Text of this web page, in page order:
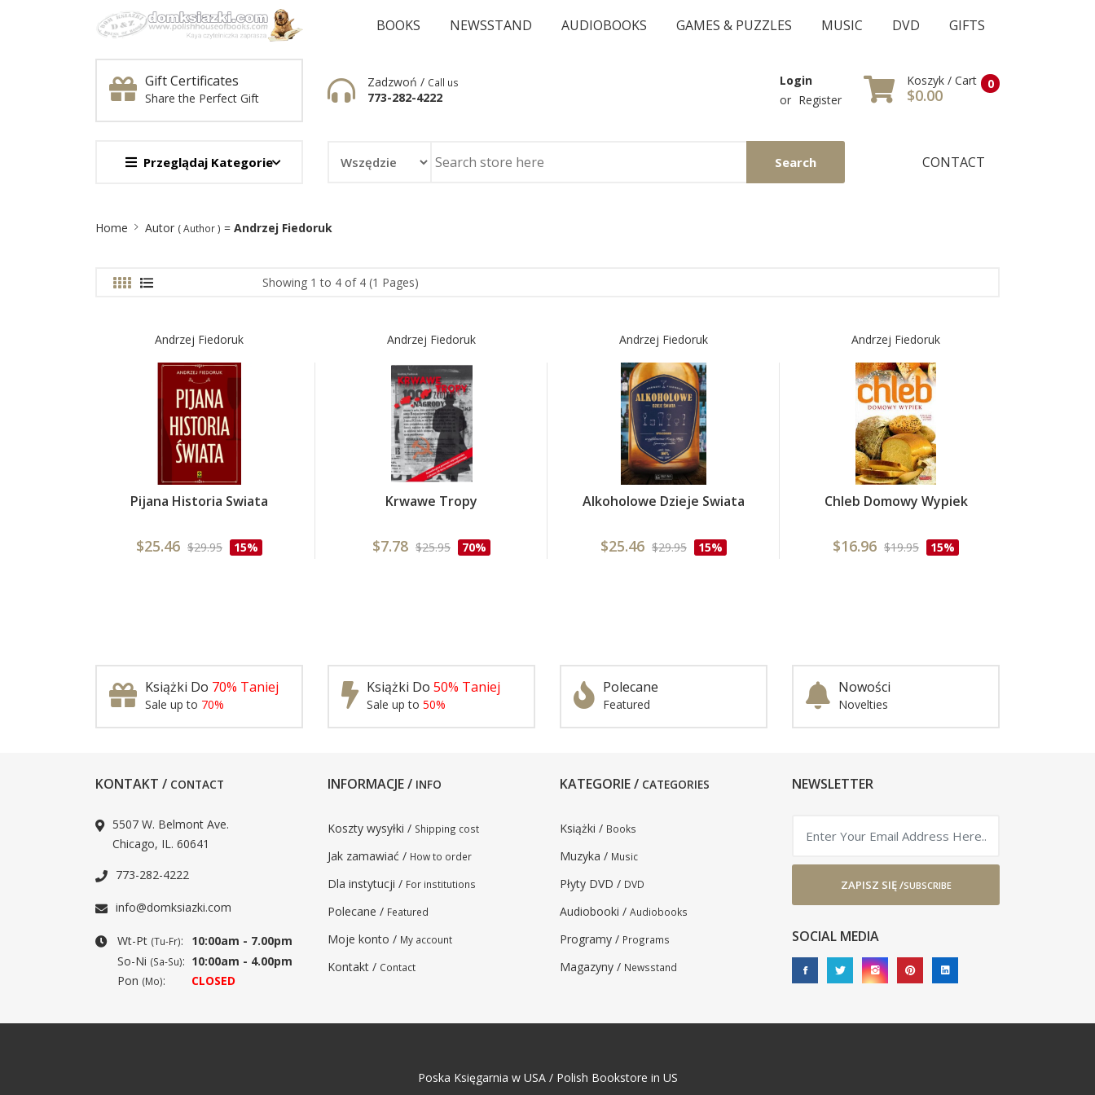
BOOKS NEWSSTAND AUDIOBOOKS GAMES & PUZZLES MUSIC DVD GIFTS
Gift Certificates
Share the Perfect Gift
Zadzwoń / Call us
773-282-4222
Login
or Register
0
Koszyk / Cart
$0.00
Przeglądaj Kategorie Search CONTACT
Home Autor ( Author ) = Andrzej Fiedoruk
Showing 1 to 4 of 4 (1 Pages)
Andrzej Fiedoruk
Pijana Historia Swiata
$25.46 $29.95 15%
Andrzej Fiedoruk
Krwawe Tropy
$7.78 $25.95 70%
Andrzej Fiedoruk
Alkoholowe Dzieje Swiata
$25.46 $29.95 15%
Andrzej Fiedoruk
Chleb Domowy Wypiek
$16.96 $19.95 15%
Książki Do 70% Taniej
Sale up to 70%
Książki Do 50% Taniej
Sale up to 50%
Polecane
Featured
Nowości
Novelties
KONTAKT / CONTACT
5507 W. Belmont Ave.
Chicago, IL. 60641
773-282-4222
info@domksiazki.com
Wt-Pt (Tu-Fr):
10:00am - 7.00pm
So-Ni (Sa-Su): 10:00am - 4.00pm
Pon (Mo): CLOSED
INFORMACJE / INFO
Koszty wysyłki / Shipping cost
Jak zamawiać / How to order
Dla instytucji / For institutions
Polecane / Featured
Moje konto / My account
Kontakt / Contact
KATEGORIE / CATEGORIES
Książki / Books
Muzyka / Music
Płyty DVD / DVD
Audiobooki / Audiobooks
Programy / Programs
Magazyny / Newsstand
NEWSLETTER
ZAPISZ SIĘ /SUBSCRIBE
SOCIAL MEDIA
Poska Księgarnia w USA / Polish Bookstore in US